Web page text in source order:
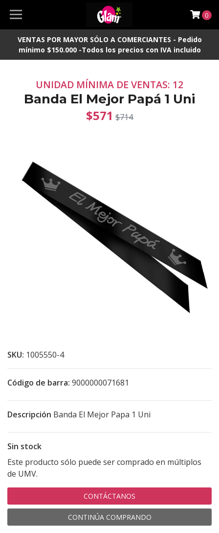
VENTAS POR MAYOR SÓLO A COMERCIANTES - Pedido
mínimo $150.000 -Todos los precios con IVA incluido
0
UNIDAD MÍNIMA DE VENTAS: 12
Banda El Mejor Papá 1 Uni
$571 $714
SKU: 1005550-4
Código de barra: 9000000071681
Descripción Banda El Mejor Papa 1 Uni
Sin stock
Este producto sólo puede ser comprado en múltiplos
de UMV.
CONTÁCTANOS
CONTINÚA COMPRANDO